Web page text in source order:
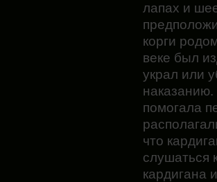
лапах и
корги
веке был
украл или
наказанию.
помогала
что
слушаться
кардигана